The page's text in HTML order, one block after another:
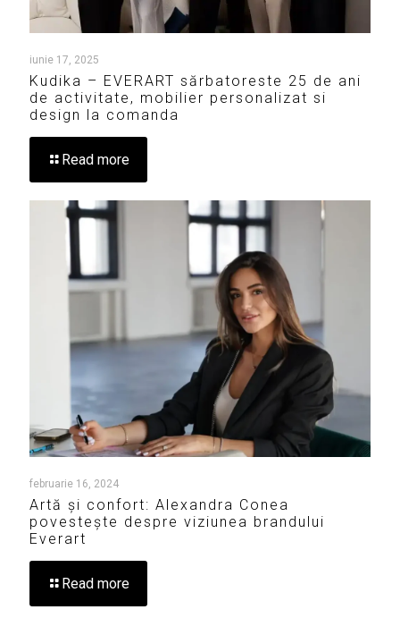
iunie 17, 2025
Kudika – EVERART sărbatoreste 25 de ani
de activitate, mobilier personalizat si
design la comanda
Read more
februarie 16, 2024
Artă și confort: Alexandra Conea
povestește despre viziunea brandului
Everart
Read more